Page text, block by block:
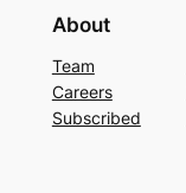
About
Team
Careers
Subscribed